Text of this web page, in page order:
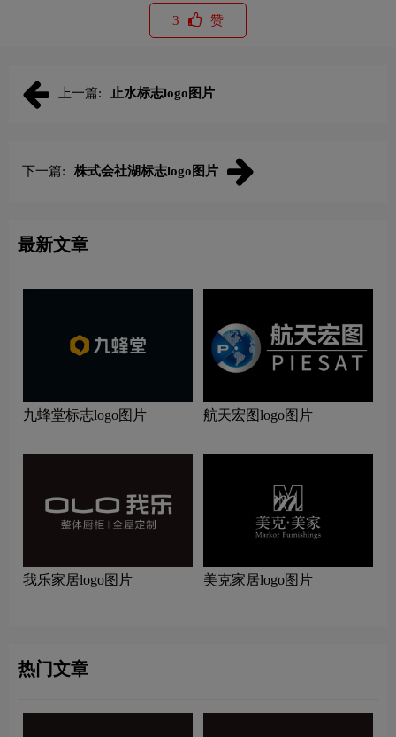
3 赞
上一篇: 止水标志logo图片
下一篇: 株式会社湖标志logo图片
最新文章
九蜂堂标志logo图片 航天宏图logo图片
我乐家居logo图片 美克家居logo图片
热门文章